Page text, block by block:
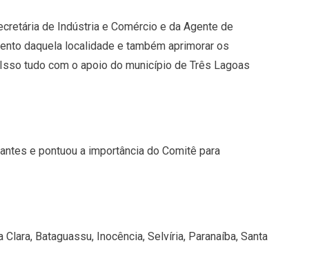
de Indústria e Comércio e da Agente de
daquela localidade e também aprimorar os
tudo com o apoio do município de Três Lagoas
e pontuou a importância do Comitê para
Bataguassu, Inocência, Selvíria, Paranaíba, Santa